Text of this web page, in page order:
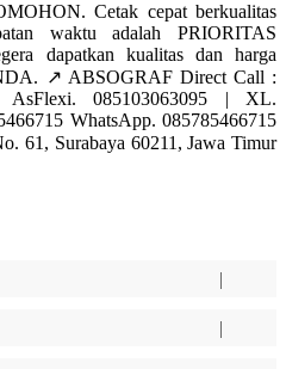
Cetak cepat berkualitas
waktu adalah PRIORITAS
dapatkan kualitas dan harga
↗️ ABSOGRAF Direct Call :
AsFlexi. 085103063095 | XL.
WhatsApp. 085785466715
61, Surabaya 60211, Jawa Timur